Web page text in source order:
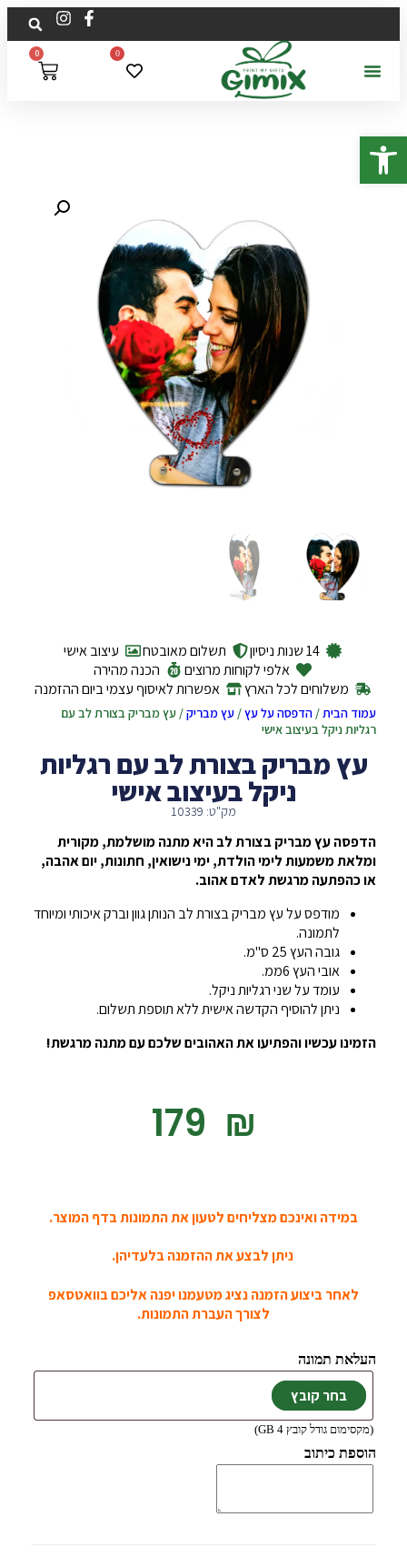
פתח סרגל נגישות
0
0
14 שנות ניסיון תשלום מאובטח
עיצוב אישי
אלפי לקוחות מרוצים
הכנה מהירה
משלוחים לכל הארץ
אפשרות לאיסוף עצמי ביום ההזמנה
עמוד הבית/הדפסה על עץ/עץ מבריק/ עץ מבריק בצורת לב עם
רגליות ניקל בעיצוב אישי
עץ מבריק בצורת לב עם רגליות
ניקל בעיצוב אישי
מק"ט: 10339
הדפסה עץ מבריק בצורת לב היא מתנה מושלמת, מקורית
ומלאת משמעות לימי הולדת, ימי נישואין, חתונות, יום אהבה,
או כהפתעה מרגשת לאדם אהוב.
מודפס על עץ מבריק בצורת לב הנותן גוון וברק איכותי ומיוחד
לתמונה.
גובה העץ 25 ס"מ.
אובי העץ 6ממ.
עומד על שני רגליות ניקל.
ניתן להוסיף הקדשה אישית ללא תוספת תשלום.
הזמינו עכשיו והפתיעו את האהובים שלכם עם מתנה מרגשת!
‎179 ₪
במידה ואינכם מצליחים לטעון את התמונות בדף המוצר.
ניתן לבצע את ההזמנה בלעדיהן.
לאחר ביצוע הזמנה נציג מטעמנו יפנה אליכם בוואטסאפ
לצורך העברת התמונות.
העלאת תמונה
(מקסימום גודל קובץ 4 GB)
הוספת כיתוב